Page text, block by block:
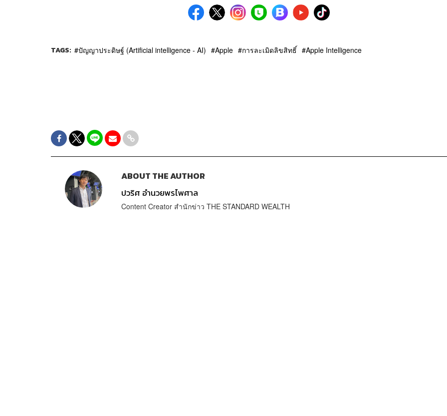
TAGS: ปัญญาประดิษฐ์ (Artificial intelligence - AI) Apple การละเมิดลิขสิทธิ์ Apple Intelligence
ABOUT THE AUTHOR
ปวริศ อำนวยพรไพศาล
Content Creator สำนักข่าว THE STANDARD WEALTH